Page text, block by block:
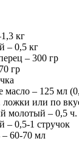
кг
– 0,5 кг
– 300 гр
гр
масло – 125 мл
ложки или по
молотый – 0,5
– 0,5-1 стручок
– 60-70 мл